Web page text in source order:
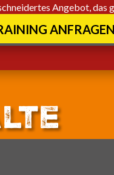
Angebot, das
ANFRAGEN